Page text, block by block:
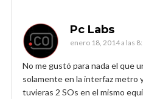
Pc Labs
enero 18, 2014 a las
No me gustó para nada el que
solamente en la interfaz metro
tuvieras 2 SOs en el mismo